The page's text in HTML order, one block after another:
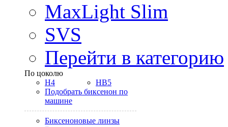
MaxLight Slim
SVS
Перейти в категорию
По цоколю
H4
HB5
Подобрать биксенон по
машине
Биксеноновые линзы